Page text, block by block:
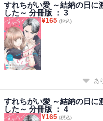
すれちがい愛 ～結納の日に
した～ 分冊版 ： 3
¥165 (税込)
あ
すれちがい愛 ～結納の日に
した～ 分冊版 ： 4
¥165 (税込)